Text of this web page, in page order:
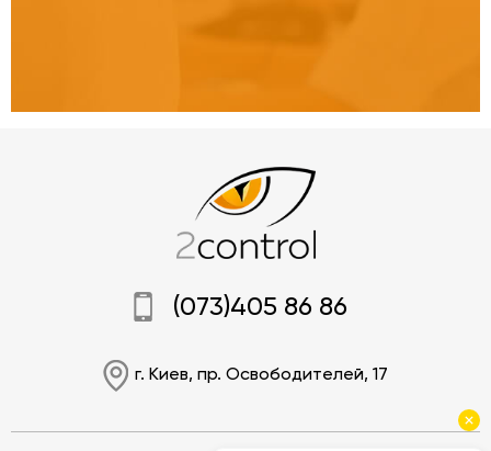
(073)405 86 86
г. Киев, пр. Освободителей, 17